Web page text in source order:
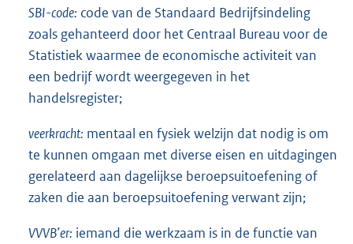
SBI-code: code van de Standaard Bedrijfsindeling
zoals gehanteerd door het Centraal Bureau voor de
Statistiek waarmee de economische activiteit van
een bedrijf wordt weergegeven in het
handelsregister;
veerkracht: mentaal en fysiek welzijn dat nodig is om
te kunnen omgaan met diverse eisen en uitdagingen
gerelateerd aan dagelijkse beroepsuitoefening of
zaken die aan beroepsuitoefening verwant zijn;
VVVB’er: iemand die werkzaam is in de functie van